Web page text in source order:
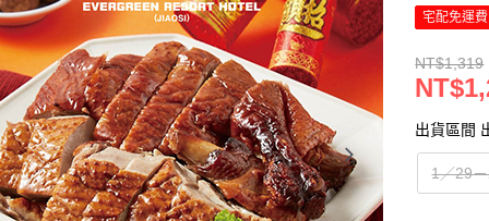
宅配免運費
NT$1,319
出貨區間
1／29